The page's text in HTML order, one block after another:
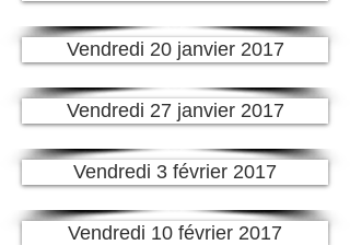
Vendredi 20 janvier 2017
Vendredi 27 janvier 2017
Vendredi 3 février 2017
Vendredi 10 février 2017